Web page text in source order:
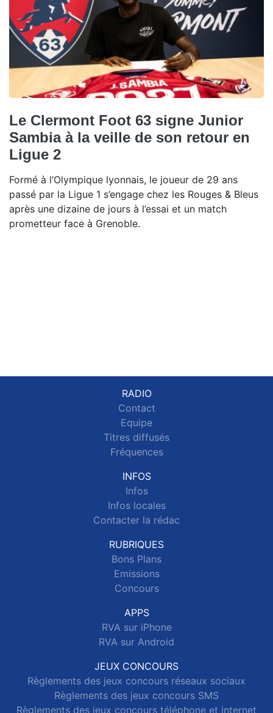
Le Clermont Foot 63 signe Junior
Sambia à la veille de son retour en
Ligue 2
Formé à l’Olympique lyonnais, le joueur de 29 ans
passé par la Ligue 1 s’engage chez les Rouges & Bleus
après une dizaine de jours à l’essai et un match
prometteur face à Grenoble.
RADIO
Contact
Equipe
Titres diffusés
Fréquences
INFOS
Infos
Infos locales
Contacter la rédac
RUBRIQUES
Bons Plans
Emissions
Concours
APPS
RVA sur iPhone
RVA sur Android
JEUX CONCOURS
Règlements des jeux concours réseaux sociaux
Règlements des jeux concours SMS
Règlements des jeux concours téléphone et internet